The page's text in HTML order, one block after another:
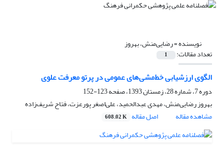
نویسنده =رضایی‌منش، بهروز‌
تعداد مقالات: 1
الگوی ارزشیابی خط‌مشی‌های عمومی در پرتو معرفت علوی
دوره 7، شماره 28، زمستان 1393، صفحه
123-152
بهروز‌ رضایی‌منش، مهدی عبدالحمید، علی‌اصغر پورعزت، فتاح شریف‌زاده
مشاهده مقاله
اصل مقاله 608.02 K